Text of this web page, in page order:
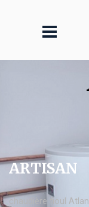
ARTISAN
chaudière fioul